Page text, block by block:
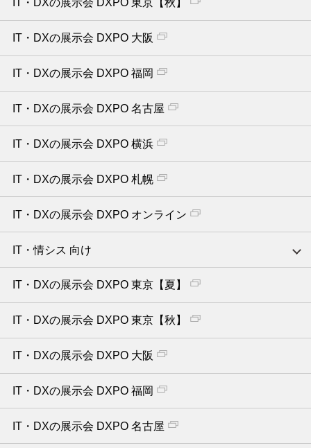
IT・DXの展示会 DXPO 東京【秋】
IT・DXの展示会 DXPO 大阪
IT・DXの展示会 DXPO 福岡
IT・DXの展示会 DXPO 名古屋
IT・DXの展示会 DXPO 横浜
IT・DXの展示会 DXPO 札幌
IT・DXの展示会 DXPO オンライン
IT・情シス 向け
IT・DXの展示会 DXPO 東京【夏】
IT・DXの展示会 DXPO 東京【秋】
IT・DXの展示会 DXPO 大阪
IT・DXの展示会 DXPO 福岡
IT・DXの展示会 DXPO 名古屋